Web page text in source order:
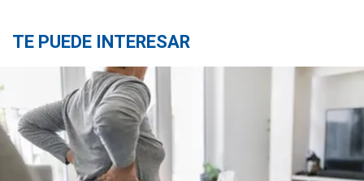
TE PUEDE INTERESAR